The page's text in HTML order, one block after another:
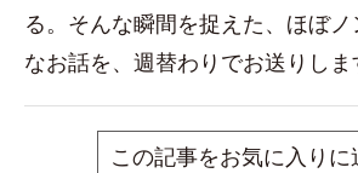
る。そんな瞬間を捉えた、ほぼ
なお話を、週替わりでお送りしま
この記事をお気に入りに